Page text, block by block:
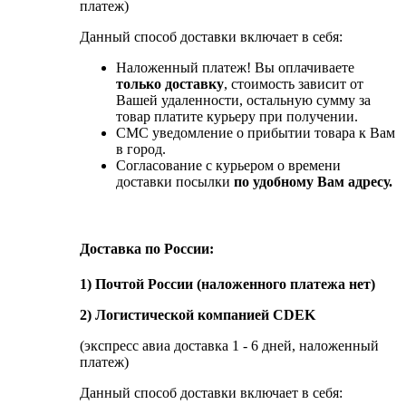
платеж)
Данный способ доставки включает в себя:
Наложенный платеж! Вы оплачиваете
только доставку, стоимость зависит от
Вашей удаленности, остальную сумму за
товар платите курьеру при получении.
СМС уведомление о прибытии товара к Вам
в город.
Согласование с курьером о времени
доставки посылки по удобному Вам адресу.
Доставка по России:
1) Почтой России (наложенного платежа нет)
2) Логистической компанией CDEK
(экспресс авиа доставка 1 - 6 дней, наложенный
платеж)
Данный способ доставки включает в себя: